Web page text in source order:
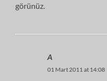
görünüz.
A
01 Mart 2011 at 14:08